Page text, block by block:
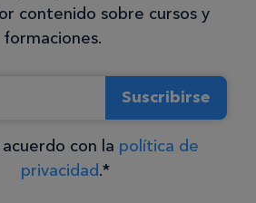
contenido sobre cursos y
formaciones.
Suscribirse
con la política de
privacidad.*